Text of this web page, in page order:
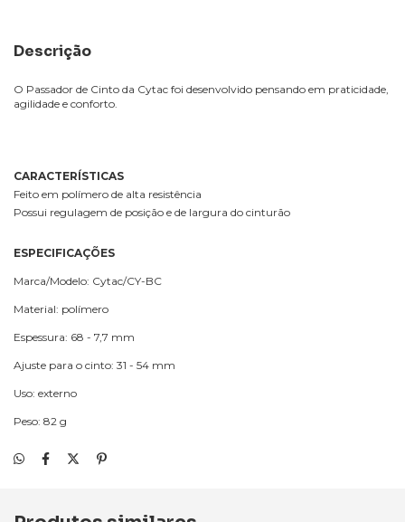
Descrição
O Passador de Cinto da Cytac foi desenvolvido pensando em praticidade,
agilidade e conforto.
CARACTERÍSTICAS
Feito em polímero de alta resistência
Possui regulagem de posição e de largura do cinturão
ESPECIFICAÇÕES
Marca/Modelo: Cytac/CY-BC
Material: polímero
Espessura: 68 - 7,7 mm
Ajuste para o cinto: 31 - 54 mm
Uso: externo
Peso: 82 g